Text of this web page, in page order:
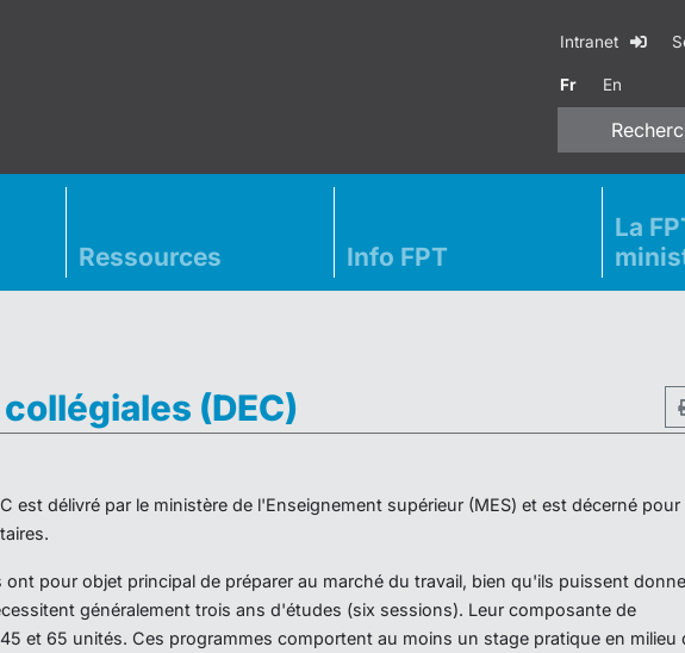
Intranet
Fr En
Ressources Info FPT
La
(DEC)
est délivré par le ministère de l'Enseignement supérieur (MES) et est décerné pour
pour objet principal de préparer au marché du travail, bien qu'ils puissent
généralement trois ans d'études (six sessions). Leur composante de
et 65 unités. Ces programmes comportent au moins un stage pratique en milieu